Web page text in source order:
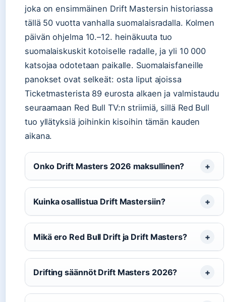
joka on ensimmäinen Drift Mastersin historiassa
tällä 50 vuotta vanhalla suomalaisradalla. Kolmen
päivän ohjelma 10.–12. heinäkuuta tuo
suomalaiskuskit kotoiselle radalle, ja yli 10 000
katsojaa odotetaan paikalle. Suomalaisfaneille
panokset ovat selkeät: osta liput ajoissa
Ticketmasterista 89 eurosta alkaen ja valmistaudu
seuraamaan Red Bull TV:n striimiä, sillä Red Bull
tuo yllätyksiä joihinkin kisoihin tämän kauden
aikana.
Onko Drift Masters 2026 maksullinen?
Kuinka osallistua Drift Mastersiin?
Mikä ero Red Bull Drift ja Drift Masters?
Drifting säännöt Drift Masters 2026?